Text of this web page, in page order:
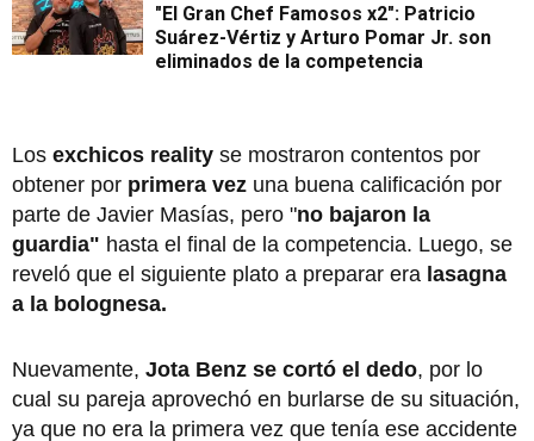
"El Gran Chef Famosos x2": Patricio
Suárez-Vértiz y Arturo Pomar Jr. son
eliminados de la competencia
Los exchicos reality se mostraron contentos por
obtener por primera vez una buena calificación por
parte de Javier Masías, pero "no bajaron la
guardia" hasta el final de la competencia. Luego, se
reveló que el siguiente plato a preparar era lasagna
a la bolognesa.
Nuevamente, Jota Benz se cortó el dedo, por lo
cual su pareja aprovechó en burlarse de su situación,
ya que no era la primera vez que tenía ese accidente